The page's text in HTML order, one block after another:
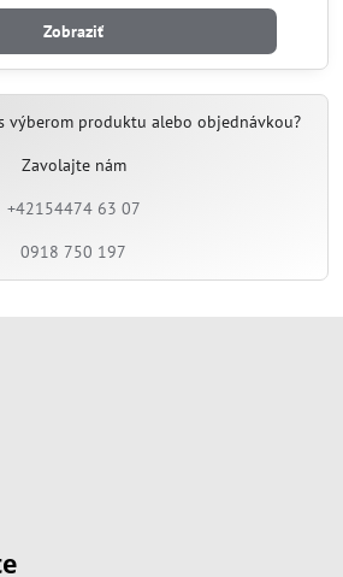
Zobraziť
výberom produktu alebo objednávkou?
Zavolajte nám
+42154474 63 07
0918 750 197